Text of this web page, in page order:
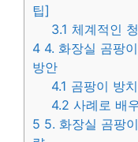
팁]
3.1 체계적인
4 4. 화장실 곰팡
방안
4.1 곰팡이 방
4.2 사례로 배
5 5. 화장실 곰팡